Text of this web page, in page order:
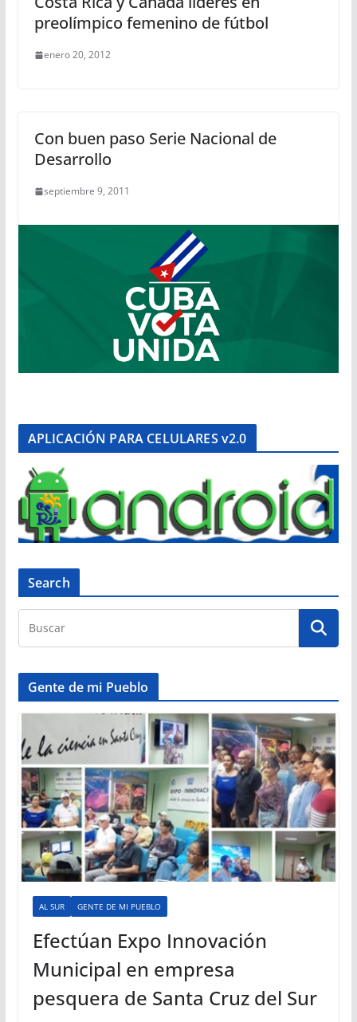
preolímpico femenino de fútbol
enero 20, 2012
Con buen paso Serie Nacional de
Desarrollo
septiembre 9, 2011
APLICACIÓN PARA CELULARES v2.0
Search
Gente de mi Pueblo
AL SUR GENTE DE MI PUEBLO
Efectúan Expo Innovación
Municipal en empresa
pesquera de Santa Cruz del Sur